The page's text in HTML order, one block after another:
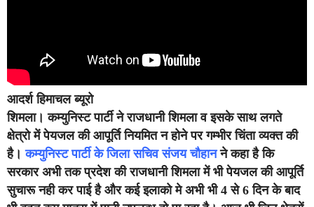
आदर्श हिमाचल ब्यूरो
शिमला। कम्युनिस्ट पार्टी ने राजधानी शिमला व इसके साथ लगते
क्षेत्रो में पेयजल की आपूर्ति नियमित न होने पर गम्भीर चिंता व्यक्त की
है। कम्युनिस्ट पार्टी के जिला सचिव संजय चौहानने कहा है कि
सरकार अभी तक प्रदेश की राजधानी शिमला में भी पेयजल की आपूर्ति
सुचारू नही कर पाई है और कई इलाको मे अभी भी 4 से 6 दिन के बाद